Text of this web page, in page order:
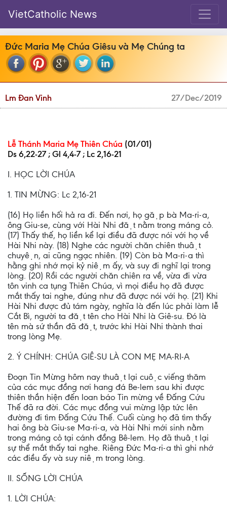
VietCatholic News
Đức Maria Mẹ Chúa Giêsu và Mẹ Chúng ta
Lm Đan Vinh 27/Dec/2019
Lễ Thánh Maria Mẹ Thiên Chúa (01/01)
Ds 6,22-27 ; Gl 4,4-7 ; Lc 2,16-21
I. HỌC LỜI CHÚA
1. TIN MỪNG: Lc 2,16-21
(16) Họ liền hối hả ra đi. Đến nơi, họ gặp bà Ma-ri-a,
ông Giu-se, cùng với Hài Nhi đặt nằm trong máng cỏ.
(17) Thấy thế, họ liền kể lại điều đã được nói với họ về
Hài Nhi này. (18) Nghe các người chăn chiên thuật
chuyện, ai cũng ngạc nhiên. (19) Còn bà Ma-ri-a thì
hằng ghi nhớ mọi kỷ niệm ấy, và suy đi nghĩ lại trong
lòng. (20) Rồi các người chăn chiên ra về, vừa đi vừa
tôn vinh ca tụng Thiên Chúa, vì mọi điều họ đã được
mắt thấy tai nghe, đúng như đã được nói với họ. (21) Khi
Hài Nhi được đủ tám ngày, nghĩa là đến lúc phải làm lễ
Cắt Bì, người ta đặt tên cho Hài Nhi là Giê-su. Đó là
tên mà sứ thần đã đặt, trước khi Hài Nhi thành thai
trong lòng Mẹ.
2. Ý CHÍNH: CHÚA GIÊ-SU LÀ CON MẸ MA-RI-A
Đoạn Tin Mừng hôm nay thuật lại cuộc viếng thăm
của các mục đồng nơi hang đá Be-lem sau khi được
thiên thần hiện đến loan báo Tin mừng về Đấng Cứu
Thế đã ra đời. Các mục đồng vui mừng lập tức lên
đường đi tìm Đấng Cứu Thế. Cuối cùng họ đã tìm thấy
hai ông bà Giu-se Ma-ri-a, và Hài Nhi mới sinh nằm
trong máng cỏ tại cánh đồng Bê-lem. Họ đã thuật lại
sự thể mắt thấy tai nghe. Riêng Đức Ma-ri-a thì ghi nhớ
các điều ấy và suy niệm trong lòng.
II. SỐNG LỜI CHÚA
1. LỜI CHÚA: